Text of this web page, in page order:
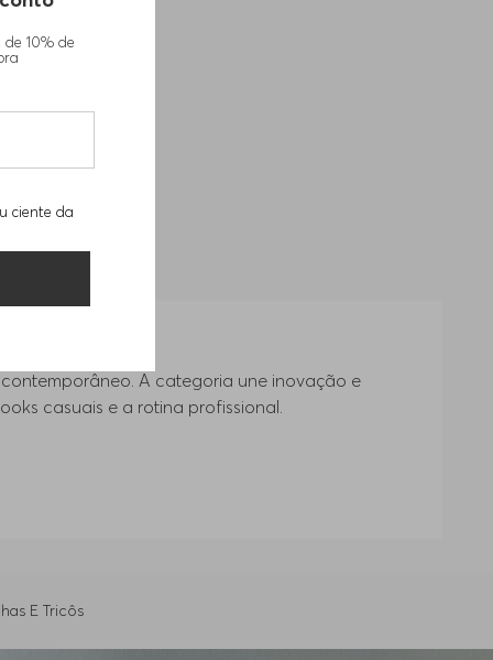
10% de
ciente da
A categoria une inovação e
casuais e a rotina profissional.
E Tricôs